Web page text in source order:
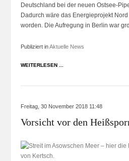
Deutschland bei der neuen Ostsee-
Dadurch wäre das Energieprojekt
worden. Die Aufregung in Berlin war
Publiziert inAktuelle News
WEITERLESEN ...
Freitag, 30 November 2018 11:48
Vorsicht vor den